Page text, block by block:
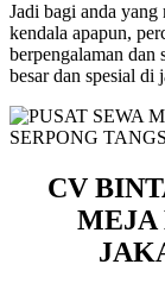
Jadi bagi anda yang
kendala apapun,
berpengalaman dan
besar dan spesial di
CV
MEJA